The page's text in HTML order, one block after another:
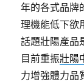
年的各式品牌
理機能低下欲
話題壯陽產品
目前重振壯陽
力增強體力品